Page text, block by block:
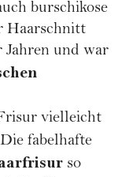
burschikose
Haarschnitt
Jahren und war
vielleicht
fabelhafte
so